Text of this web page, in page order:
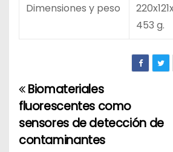
Dimensiones y peso
453 g.
N
a
v
Biomateriales
fluorescentes como
sensores de detección de
contaminantes